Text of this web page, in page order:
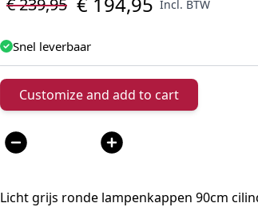
Incl. BTW
Snel leverbaar
Customize and add to cart
Aantal
Licht grijs ronde lampenkappen 90cm